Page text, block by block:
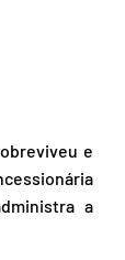
e
a